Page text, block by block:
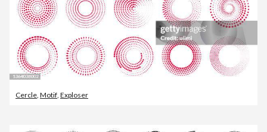
Cercle, Motif, Exploser